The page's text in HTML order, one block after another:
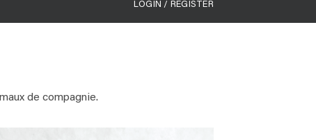
LOGIN / REGISTER
de compagnie.